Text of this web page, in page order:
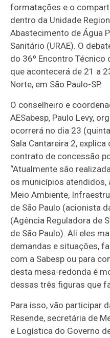
formatações e o
dentro da Unidade
Abastecimento de Água
Sanitário (URAE). O
do 36º Encontro Técnico
que acontecerá de 21 a
Norte, em São Paulo-SP.
O conselheiro e
AESabesp, Paulo Levy,
ocorrerá no dia 23
Sala Cantareira 2,
contrato de concessão
“Atualmente são
os municípios atendidos,
Meio Ambiente,
de São Paulo (acionista
(Agência Reguladora de
de São Paulo). Ali eles
demandas e situações,
com a Sabesp ou para
desta mesa-redonda é
dessas três figuras que
Para isso, vão participar
Resende, secretária de
e Logística do Governo